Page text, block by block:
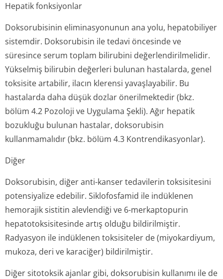
Hepatik fonksiyonlar
Doksorubisinin eliminasyonunun ana yolu, hepatobiliyer
sistemdir. Doksorubisin ile tedavi öncesinde ve
süresince serum toplam bilirubini değerlendiril­melidir.
Yükselmiş bilirubin değerleri bulunan hastalarda, genel
toksisite artabilir, ilacın klerensi yavaşlayabilir. Bu
hastalarda daha düşük dozlar önerilmektedir (bkz.
bölüm 4.2 Pozoloji ve Uygulama Şekli). Ağır hepatik
bozukluğu bulunan hastalar, doksorubisin
kullanmamalıdır (bkz. bölüm 4.3 Kontrendi­kasyonlar).
Diğer
Doksorubisin, diğer anti-kanser tedavilerin toksisitesini
potensiyalize edebilir. Siklofosfamid ile indüklenen
hemorajik sistitin alevlendiği ve 6-merkaptopurin
hepatotoksisi­tesinde artış olduğu bildirilmiştir.
Radyasyon ile indüklenen toksisiteler de (miyokardiyum,
mukoza, deri ve karaciğer) bildirilmiştir.
Diğer sitotoksik ajanlar gibi, doksorubisin kullanımı ile de